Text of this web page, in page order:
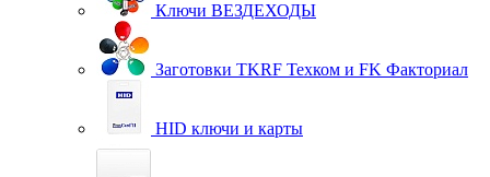
Ключи ВЕЗДЕХОДЫ
Заготовки TKRF Техком и FK Факториал
HID ключи и карты